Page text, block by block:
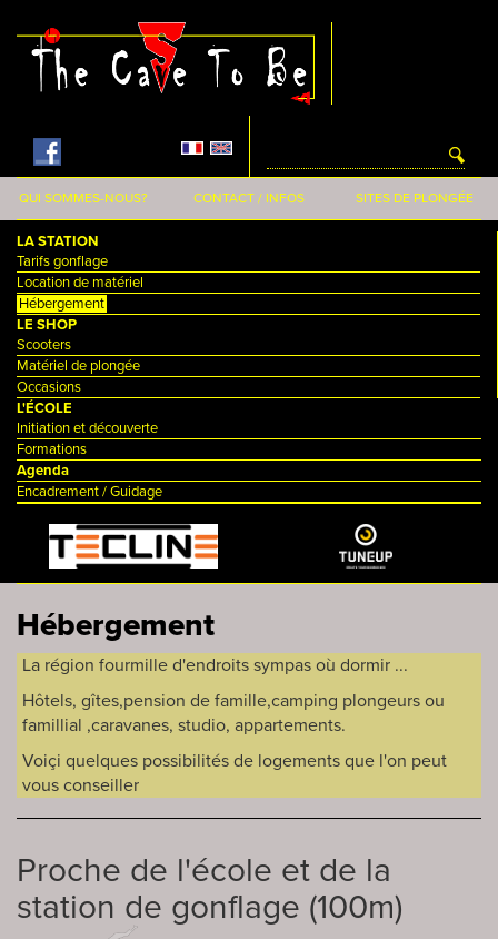
QUI SOMMES-NOUS? CONTACT / INFOS SITES DE PLONGÉE
LA STATION
Tarifs gonflage
Location de matériel
Hébergement
LE SHOP
Scooters
Matériel de plongée
Occasions
L'ÉCOLE
Initiation et découverte
Formations
Agenda
Encadrement / Guidage
Hébergement
La région fourmille d'endroits sympas où dormir ...
Hôtels, gîtes,pension de famille,camping plongeurs ou
famillial ,caravanes, studio, appartements.
Voiçi quelques possibilités de logements que l'on peut
vous conseiller
Proche de l'école et de la
station de gonflage (100m)